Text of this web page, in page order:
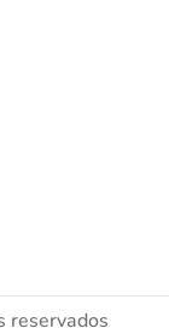
reservados